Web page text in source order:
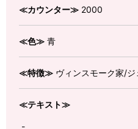
≪カウンター≫ 2000
≪色≫ 青
≪特徴≫ ヴィンスモーク家/
≪テキスト≫
-